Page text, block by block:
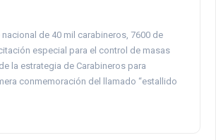
de 40 mil carabineros, 7600 de
especial para el control de masas
la estrategia de Carabineros para
conmemoración del llamado “estallido